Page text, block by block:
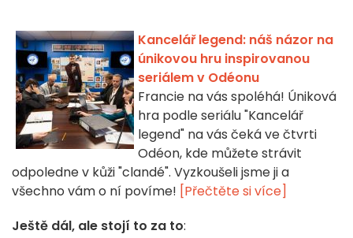
Kancelář legend: náš názor na
únikovou hru inspirovanou
seriálem v Odéonu
Francie na vás spoléhá! Úniková
hra podle seriálu "Kancelář
legend" na vás čeká ve čtvrti
Odéon, kde můžete strávit
odpoledne v kůži "clandé". Vyzkoušeli jsme ji a
všechno vám o ní povíme! [Přečtěte si více]
Ještě dál, ale stojí to za to: